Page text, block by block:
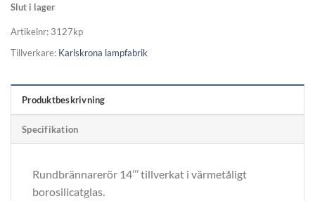
Slut i lager
Artikelnr: 3127kp
Tillverkare: Karlskrona lampfabrik
Produktbeskrivning
Specifikation
Rundbrännarerör 14’’’ tillverkat i värmetåligt
borosilicatglas.